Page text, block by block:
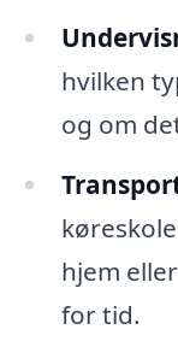
hvilken
og om
hjem
for tid.